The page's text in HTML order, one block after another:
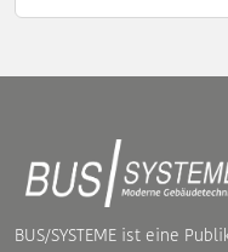
BUS/SYSTEME ist eine